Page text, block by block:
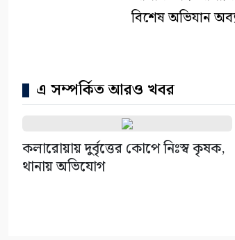
বিশেষ অভিযান
এ সম্পর্কিত আরও খবর
কলারোয়ায় দুর্বৃত্তের কোপে নিঃস্ব কৃষক,
থানায় অভিযোগ